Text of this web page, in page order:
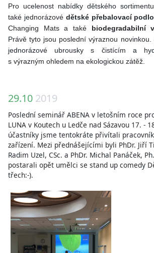
Pro ucelenost nabídky dětského
také jednorázové dětské přebalovací
Changing Mats a také biodegradabilní
Právě tyto jsou poslední výraznou
jednorázové ubrousky s čistícím a
s výrazným ohledem na ekologickou zátěž.
29.10 2019
Poslední seminář ABENA v letošním roce
LUNA v Koutech u Ledče nad Sázavou 17. -
účastníky jsme tentokráte přivítali
zařízení. Mezi přednášejícími byli PhDr. Jiří
Radim Uzel, CSc. a PhDr. Michal Panáček,
postarali opět umělci se stand up comedy
třech:-).